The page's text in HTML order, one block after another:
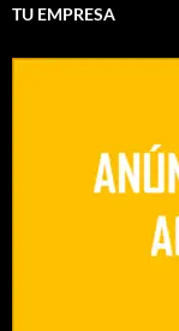
TU EMPRESA